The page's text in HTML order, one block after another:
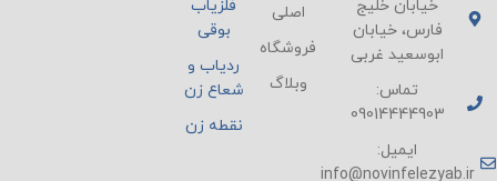
خیابان خلیج
فارس، خیابان
ابوسعید غربی
تماس:
09014444903
ایمیل:
info@novinfelezyab.ir
اصلی
فروشگاه
وبلاگ
فلزیاب
بوقی
ردیاب و
شعاع زن
نقطه زن